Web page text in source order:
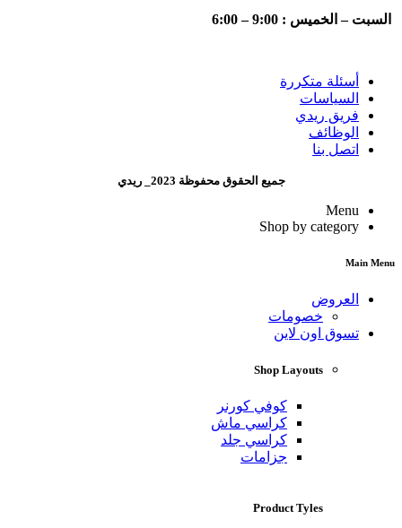
السبت – الخميس : 9:00 – 6:00
أسئلة متكررة
السياسات
فريق ريدي
الوظائف
اتصل بنا
جميع الحقوق محفوظة 2023_ ريدي
Menu
Shop by category
Main Menu
العروض
خصومات
تسوق اون لاين
Shop Layouts
كوفي كورنر
كراسي ماش
كراسي جلد
جزامات
Product Tyles